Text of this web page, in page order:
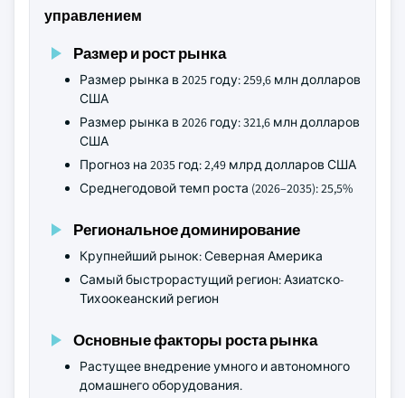
управлением
Размер и рост рынка
Размер рынка в 2025 году: 259,6 млн долларов
США
Размер рынка в 2026 году: 321,6 млн долларов
США
Прогноз на 2035 год: 2,49 млрд долларов США
Среднегодовой темп роста (2026–2035): 25,5%
Региональное доминирование
Крупнейший рынок: Северная Америка
Самый быстрорастущий регион: Азиатско-
Тихоокеанский регион
Основные факторы роста рынка
Растущее внедрение умного и автономного
домашнего оборудования.